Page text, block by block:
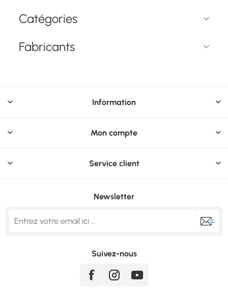
Catégories
Fabricants
Information
Mon compte
Service client
Newsletter
Suivez-nous